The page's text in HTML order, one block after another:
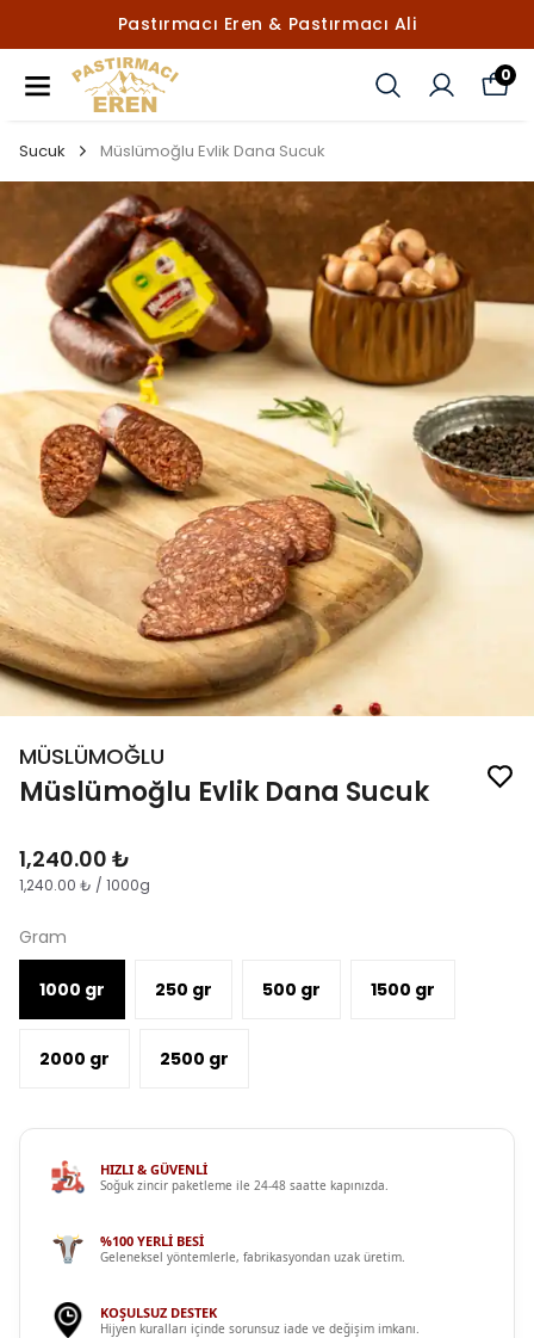
Pastırmacı Eren & Pastırmacı Ali
0
Sucuk Müslümoğlu Evlik Dana Sucuk
MÜSLÜMOĞLU
Müslümoğlu Evlik Dana Sucuk
1,240.00 ₺
1,240.00 ₺ / 1000g
Gram
1000 gr 250 gr 500 gr 1500 gr
2000 gr 2500 gr
HIZLI & GÜVENLİ
Soğuk zincir paketleme ile 24-48 saatte kapınızda.
%100 YERLİ BESİ
Geleneksel yöntemlerle, fabrikasyondan uzak üretim.
KOŞULSUZ DESTEK
Hijyen kuralları içinde sorunsuz iade ve değişim imkanı.